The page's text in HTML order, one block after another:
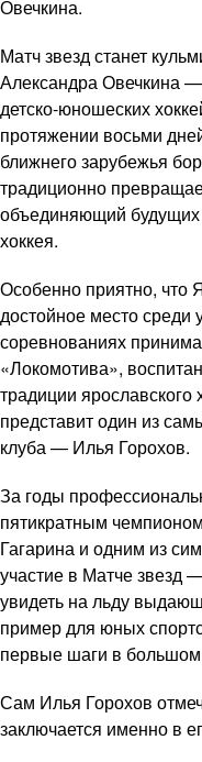
Овечкина.
Матч звезд станет
Александра Овечкина
детско-юношеских
протяжении восьми
ближнего зарубежья
традиционно
объединяющий
хоккея.
Особенно приятно, что
достойное место среди
соревнованиях
«Локомотива»,
традиции ярославского
представит один из
клуба — Илья Горохов.
За годы
пятикратным
Гагарина и одним из
участие в Матче звезд
увидеть на льду
пример для юных
первые шаги в большом
Сам Илья Горохов
заключается именно в